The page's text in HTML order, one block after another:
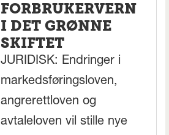
FORBRUKERVERN
I DET GRØNNE
SKIFTET
JURIDISK: Endringer i
markedsføringsloven,
angrerettloven og
avtaleloven vil stille nye